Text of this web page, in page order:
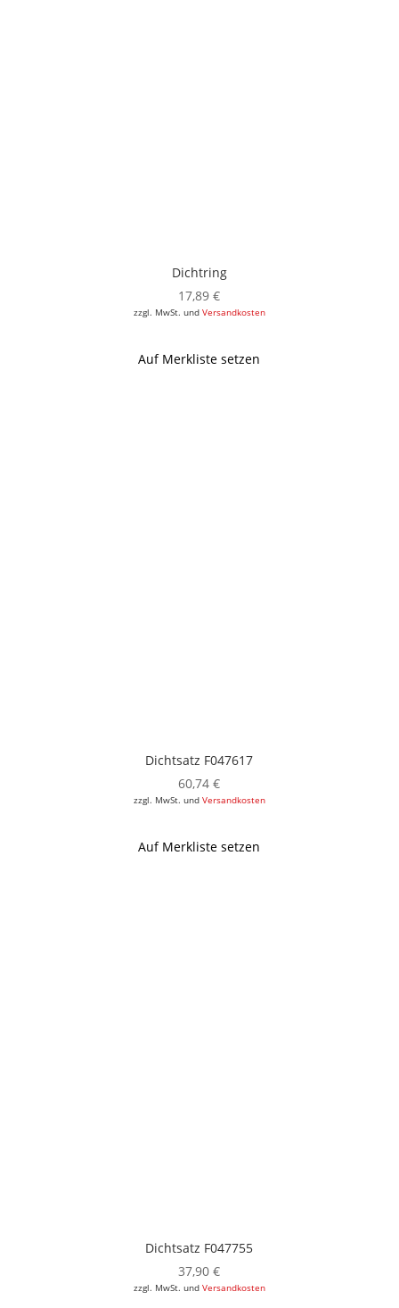
Dichtring
17,89€
zzgl. MwSt. und Versandkosten
Auf Merkliste setzen
Dichtsatz F047617
60,74€
zzgl. MwSt. und Versandkosten
Auf Merkliste setzen
Dichtsatz F047755
37,90€
zzgl. MwSt. und Versandkosten